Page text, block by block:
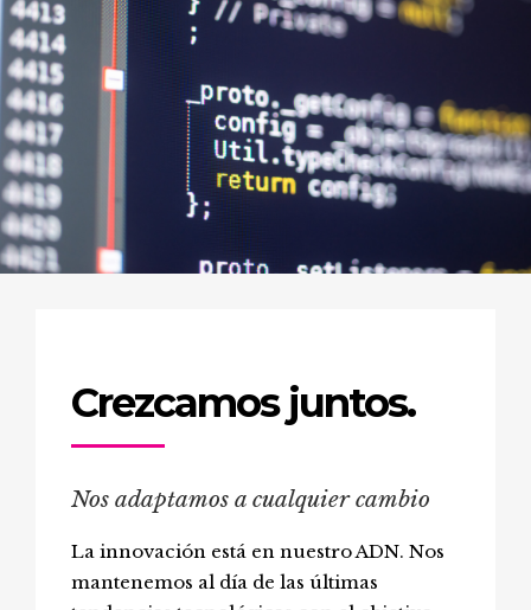
Crezcamos juntos.
Nos adaptamos a cualquier cambio
La innovación está en nuestro ADN. Nos
mantenemos al día de las últimas